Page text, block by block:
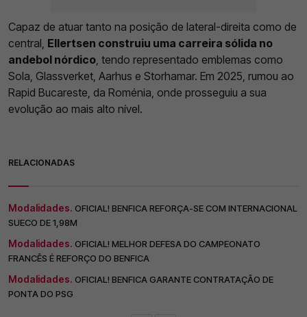
Capaz de atuar tanto na posição de lateral-direita como de
central, Ellertsen construiu uma carreira sólida no
andebol nórdico , tendo representado emblemas como
Sola, Glassverket, Aarhus e Storhamar. Em 2025, rumou ao
Rapid Bucareste, da Roménia, onde prosseguiu a sua
evolução ao mais alto nível.
RELACIONADAS
Modalidades. OFICIAL! BENFICA REFORÇA-SE COM INTERNACIONAL
SUECO DE 1,98M
Modalidades. OFICIAL! MELHOR DEFESA DO CAMPEONATO
FRANCÊS É REFORÇO DO BENFICA
Modalidades. OFICIAL! BENFICA GARANTE CONTRATAÇÃO DE
PONTA DO PSG